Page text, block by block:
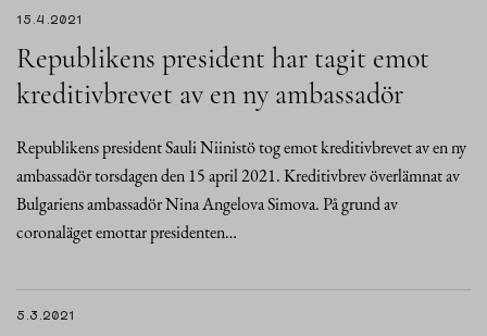
15.4.2021
Republikens president har tagit emot
kreditivbrevet av en ny ambassadör
Republikens president Sauli Niinistö tog emot kreditivbrevet av en ny
ambassadör torsdagen den 15 april 2021. Kreditivbrev överlämnat av
Bulgariens ambassadör Nina Angelova Simova. På grund av
coronaläget emottar presidenten…
5.3.2021